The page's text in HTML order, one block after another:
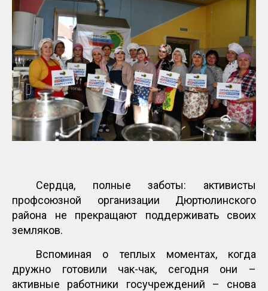
Сердца, полные заботы: активисты
профсоюзной организации Дюртюлинского
района не прекращают поддерживать своих
земляков.
Вспоминая о теплых моментах, когда
дружно готовили чак-чак, сегодня они –
активные работники госучреждений – снова